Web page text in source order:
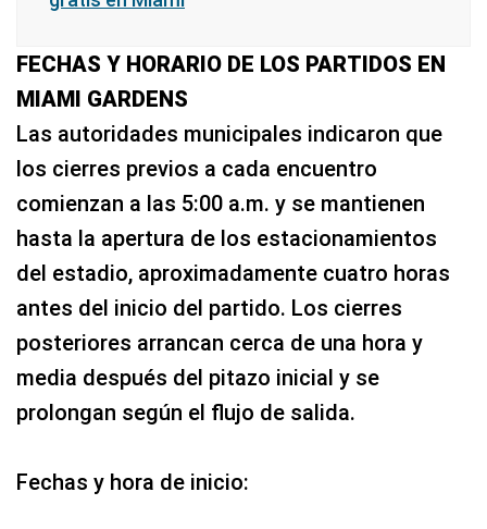
FECHAS Y HORARIO DE LOS PARTIDOS EN
MIAMI GARDENS
Las autoridades municipales indicaron que
los cierres previos a cada encuentro
comienzan a las 5:00 a.m. y se mantienen
hasta la apertura de los estacionamientos
del estadio, aproximadamente cuatro horas
antes del inicio del partido. Los cierres
posteriores arrancan cerca de una hora y
media después del pitazo inicial y se
prolongan según el flujo de salida.
Fechas y hora de inicio: